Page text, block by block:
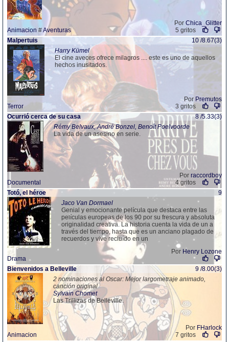
Por Chica_Glitter
Animacion #Aventuras
5 gritos
Malpertuis
10 /8.67(3)
Harry Kümel
El cine aveces ofrece milagros .... este es uno de aquellos
hechos inusitados.
Por Premutos
Terror
3 gritos
Ocurrió cerca de su casa
8 /5.33(3)
Rémy Belvaux, André Bonzel, Benoît Poelvoorde
La vida de un asesino en serie.
Por raccordboy
Documental
4 gritos
Totó, el héroe
9
Jaco Van Dormael
Genial y emocionante película que destaca entre las
películas europeas de los 90 por su frescura y absoluta
originalidad creativa. La historia cuenta la vida de un a
través del tiempo, hasta que es un anciano plagado de
recuerdos y vive recluído en un
Por Henry Lozone
Drama
Bienvenidos a Belleville
9 /8.00(3)
2 nominaciones al Oscar: Mejor largometraje animado,
canción original
Sylvain Chomet
Las Trillizas de Belleville.
Por FHarlock
Animacion
7 gritos